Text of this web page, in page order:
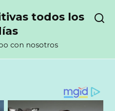
todos los
con nosotros